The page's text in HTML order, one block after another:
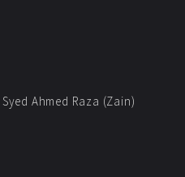
Syed Ahmed Raza (Zain)